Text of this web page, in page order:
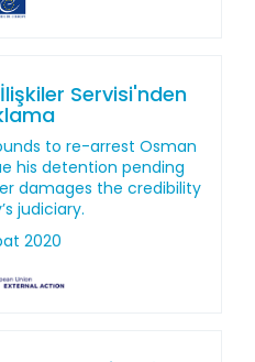
Servisi'nden
to re-arrest Osman
his detention pending
damages the credibility
judiciary.
2020